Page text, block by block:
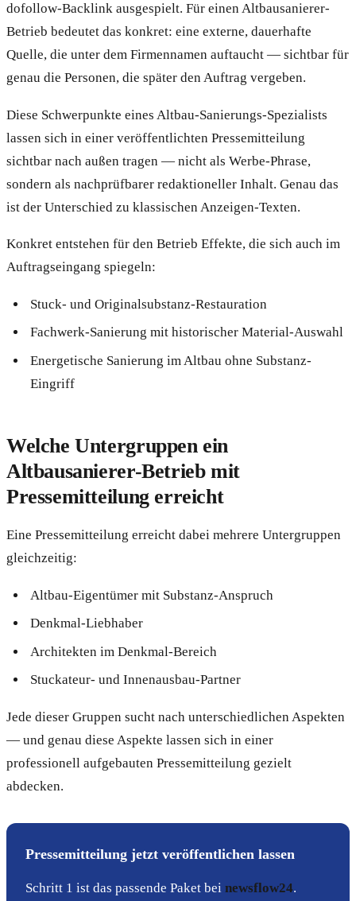
dofollow-Backlink ausgespielt. Für einen Altbausanierer-
Betrieb bedeutet das konkret: eine externe, dauerhafte
Quelle, die unter dem Firmennamen auftaucht — sichtbar für
genau die Personen, die später den Auftrag vergeben.
Diese Schwerpunkte eines Altbau-Sanierungs-Spezialists
lassen sich in einer veröffentlichten Pressemitteilung
sichtbar nach außen tragen — nicht als Werbe-Phrase,
sondern als nachprüfbarer redaktioneller Inhalt. Genau das
ist der Unterschied zu klassischen Anzeigen-Texten.
Konkret entstehen für den Betrieb Effekte, die sich auch im
Auftragseingang spiegeln:
Stuck- und Originalsubstanz-Restauration
Fachwerk-Sanierung mit historischer Material-Auswahl
Energetische Sanierung im Altbau ohne Substanz-
Eingriff
Welche Untergruppen ein
Altbausanierer-Betrieb mit
Pressemitteilung erreicht
Eine Pressemitteilung erreicht dabei mehrere Untergruppen
gleichzeitig:
Altbau-Eigentümer mit Substanz-Anspruch
Denkmal-Liebhaber
Architekten im Denkmal-Bereich
Stuckateur- und Innenausbau-Partner
Jede dieser Gruppen sucht nach unterschiedlichen Aspekten
— und genau diese Aspekte lassen sich in einer
professionell aufgebauten Pressemitteilung gezielt
abdecken.
Pressemitteilung jetzt veröffentlichen lassen
Schritt 1 ist das passende Paket bei newsflow24.